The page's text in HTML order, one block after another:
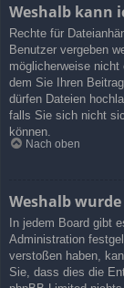
Weshalb kann
Rechte für
Benutzer vergeben
möglicherweise
dem Sie Ihren
dürfen Dateien
falls Sie sich nicht
können.
Nach oben
Weshalb
In jedem Board gibt
Administration
verstoßen haben,
Sie, dass dies die